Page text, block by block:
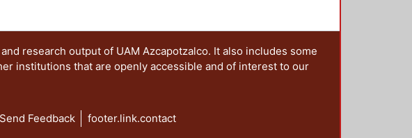
a varios niveles y escalas territoriales; en tercer
y singularidad de las imágenes de la protesta del
sus afluentes y proyecciones significativas.
research output of UAM Azcapotzalco. It also includes some
institutions that are openly accessible and of interest to our
Send Feedback footer.link.contact